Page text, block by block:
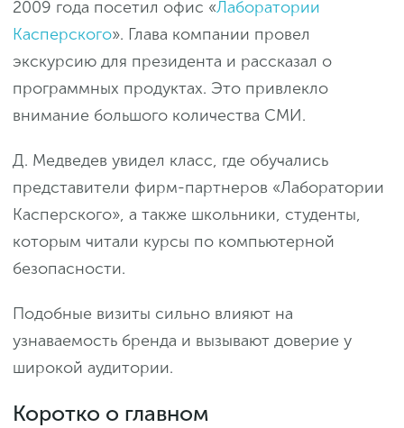
2009 года посетил офис «Лаборатории
Касперского». Глава компании провел
экскурсию для президента и рассказал о
программных продуктах. Это привлекло
внимание большого количества СМИ.
Д. Медведев увидел класс, где обучались
представители фирм-партнеров «Лаборатории
Касперского», а также школьники, студенты,
которым читали курсы по компьютерной
безопасности.
Подобные визиты сильно влияют на
узнаваемость бренда и вызывают доверие у
широкой аудитории.
Коротко о главном